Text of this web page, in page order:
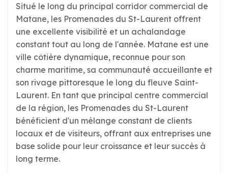
Situé le long du principal corridor commercial de
Matane, les Promenades du St-Laurent offrent
une excellente visibilité et un achalandage
constant tout au long de l'année. Matane est une
ville côtière dynamique, reconnue pour son
charme maritime, sa communauté accueillante et
son rivage pittoresque le long du fleuve Saint-
Laurent. En tant que principal centre commercial
de la région, les Promenades du St-Laurent
bénéficient d'un mélange constant de clients
locaux et de visiteurs, offrant aux entreprises une
base solide pour leur croissance et leur succès à
long terme.